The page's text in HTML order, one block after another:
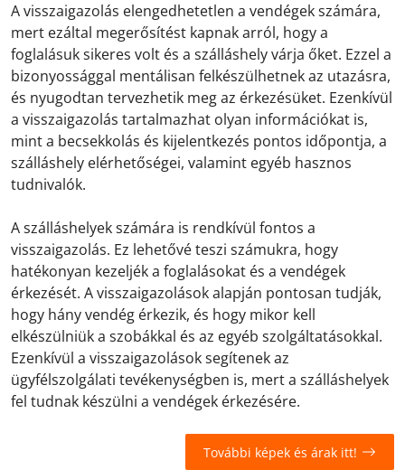
A visszaigazolás elengedhetetlen a vendégek számára,
mert ezáltal megerősítést kapnak arról, hogy a
foglalásuk sikeres volt és a szálláshely várja őket. Ezzel a
bizonyossággal mentálisan felkészülhetnek az utazásra,
és nyugodtan tervezhetik meg az érkezésüket. Ezenkívül
a visszaigazolás tartalmazhat olyan információkat is,
mint a becsekkolás és kijelentkezés pontos időpontja, a
szálláshely elérhetőségei, valamint egyéb hasznos
tudnivalók.
A szálláshelyek számára is rendkívül fontos a
visszaigazolás. Ez lehetővé teszi számukra, hogy
hatékonyan kezeljék a foglalásokat és a vendégek
érkezését. A visszaigazolások alapján pontosan tudják,
hogy hány vendég érkezik, és hogy mikor kell
elkészülniük a szobákkal és az egyéb szolgáltatásokkal.
Ezenkívül a visszaigazolások segítenek az
ügyfélszolgálati tevékenységben is, mert a szálláshelyek
fel tudnak készülni a vendégek érkezésére.
További képek és árak itt!